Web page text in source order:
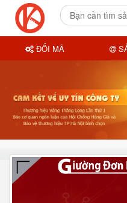
ĐỔI MÃ